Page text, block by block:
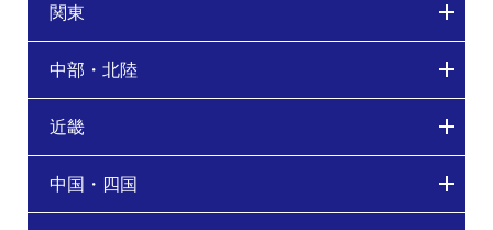
関東
中部・北陸
近畿
中国・四国